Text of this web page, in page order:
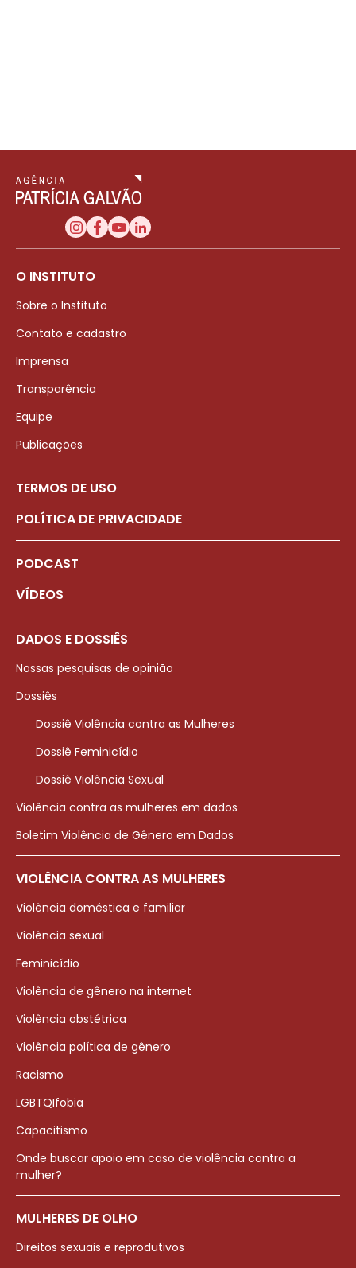
O INSTITUTO
Sobre o Instituto
Contato e cadastro
Imprensa
Transparência
Equipe
Publicações
TERMOS DE USO
POLÍTICA DE PRIVACIDADE
PODCAST
VÍDEOS
DADOS E DOSSIÊS
Nossas pesquisas de opinião
Dossiês
Dossiê Violência contra as Mulheres
Dossiê Feminicídio
Dossiê Violência Sexual
Violência contra as mulheres em dados
Boletim Violência de Gênero em Dados
VIOLÊNCIA CONTRA AS MULHERES
Violência doméstica e familiar
Violência sexual
Feminicídio
Violência de gênero na internet
Violência obstétrica
Violência política de gênero
Racismo
LGBTQIfobia
Capacitismo
Onde buscar apoio em caso de violência contra a
mulher?
MULHERES DE OLHO
Direitos sexuais e reprodutivos